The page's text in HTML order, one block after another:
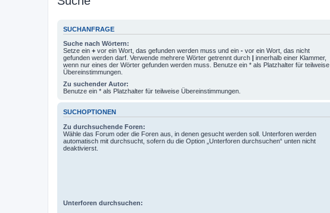
SUCHANFRAGE
Suche nach Wörtern:
Setze ein + vor ein Wort, das gefunden werden muss und ein - vor ein Wort, das nicht
gefunden werden darf. Verwende mehrere Wörter getrennt durch | innerhalb einer Klammer,
wenn nur eines der Wörter gefunden werden muss. Benutze ein * als Platzhalter für teilweise
Übereinstimmungen.
Zu suchender Autor:
Benutze ein * als Platzhalter für teilweise Übereinstimmungen.
SUCHOPTIONEN
Zu durchsuchende Foren:
Wähle das Forum oder die Foren aus, in denen gesucht werden soll. Unterforen werden
automatisch mit durchsucht, sofern du die Option „Unterforen durchsuchen“ unten nicht
deaktivierst.
Unterforen durchsuchen: